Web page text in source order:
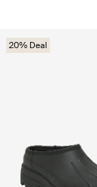
20% Deal